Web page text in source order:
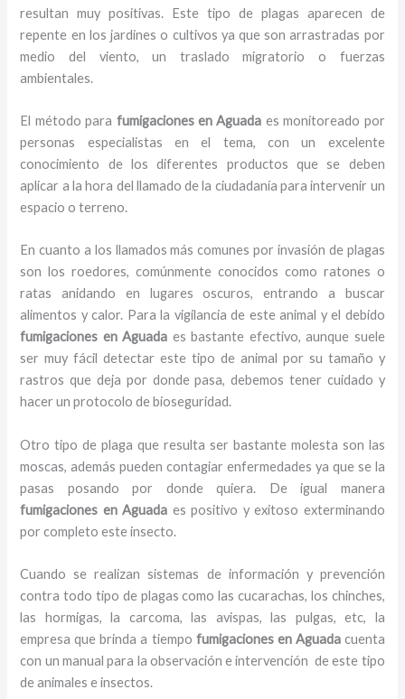
resultan muy positivas. Este tipo de plagas aparecen de
repente en los jardines o cultivos ya que son arrastradas por
medio del viento, un traslado migratorio o fuerzas
ambientales.
El método para fumigacionesen Aguada es monitoreado por
personas especialistas en el tema, con un excelente
conocimiento de los diferentes productos que se deben
aplicar a la hora del llamado de la ciudadanía para intervenir un
espacio o terreno.
En cuanto a los llamados más comunes por invasión de plagas
son los roedores, comúnmente conocidos como ratones o
ratas anidando en lugares oscuros, entrando a buscar
alimentos y calor. Para la vigilancia de este animal y el debido
fumigaciones en Aguada es bastante efectivo, aunque suele
ser muy fácil detectar este tipo de animal por su tamaño y
rastros que deja por donde pasa, debemos tener cuidado y
hacer un protocolo de bioseguridad.
Otro tipo de plaga que resulta ser bastante molesta son las
moscas, además pueden contagiar enfermedades ya que se la
pasas posando por donde quiera. De igual manera
fumigaciones en Aguada es positivo y exitoso exterminando
por completo este insecto.
Cuando se realizan sistemas de información y prevención
contra todo tipo de plagas como las cucarachas, los chinches,
las hormigas, la carcoma, las avispas, las pulgas, etc, la
empresa que brinda a tiempo fumigacionesen Aguadacuenta
con un manual para la observación e intervención de este tipo
de animales e insectos.